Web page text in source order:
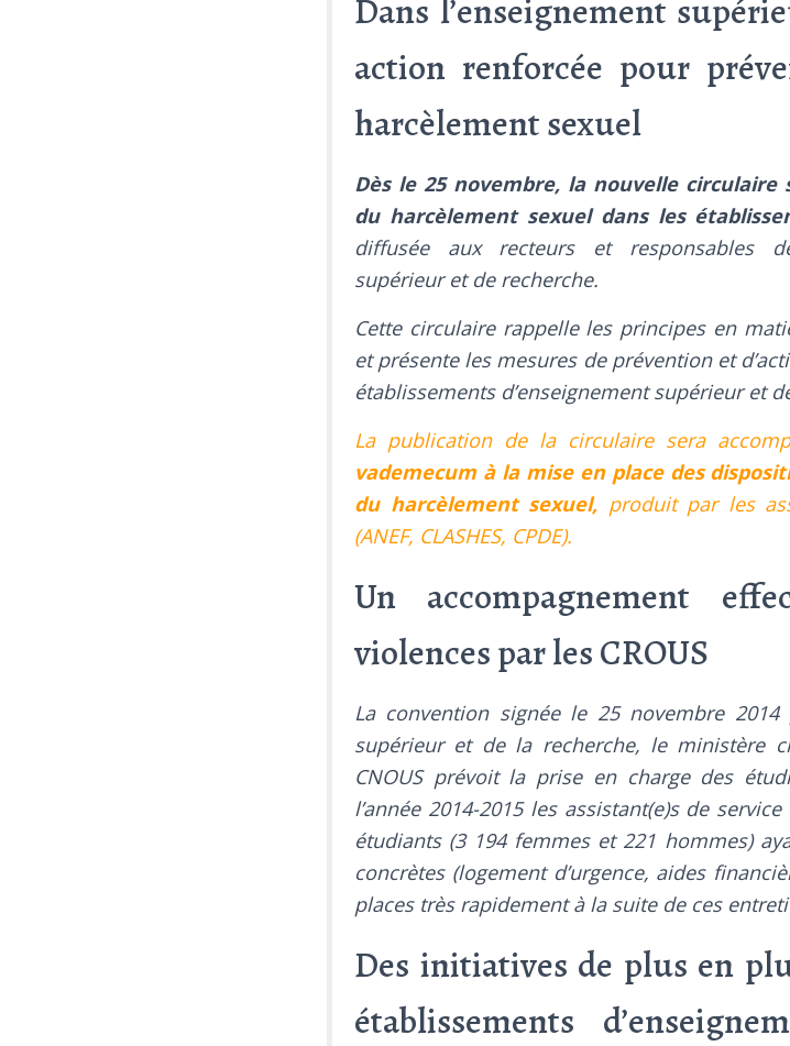
Dans l’enseignement
action renforcée pour
harcèlement sexuel
Dès le 25 novembre, la nouvelle
du harcèlement sexuel dans les
diffusée aux recteurs et responsables
supérieur et de recherche.
Cette circulaire rappelle les principes en
et présente les mesures de prévention et
établissements d’enseignement supérieur et
La publication de la circulaire sera
vademecum à la mise en place des
du harcèlement sexuel, produit par les
(ANEF, CLASHES, CPDE).
Un accompagnement
violences par les CROUS
La convention signée le 25 novembre
supérieur et de la recherche, le ministère
CNOUS prévoit la prise en charge des
l’année 2014-2015 les assistant(e)s de
étudiants (3 194 femmes et 221 hommes)
concrètes (logement d’urgence, aides
places très rapidement à la suite de ces
Des initiatives de plus en
établissements